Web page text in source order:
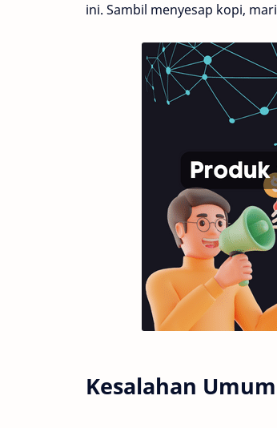
ini. Sambil menyesap kopi,
Kesalahan